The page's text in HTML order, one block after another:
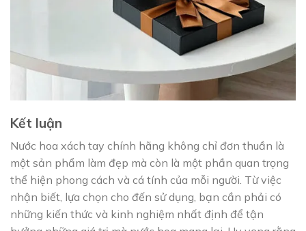
Kết luận
Nước hoa xách tay chính hãng không chỉ đơn thuần là
một sản phẩm làm đẹp mà còn là một phần quan trọng
thể hiện phong cách và cá tính của mỗi người. Từ việc
nhận biết, lựa chọn cho đến sử dụng, bạn cần phải có
những kiến thức và kinh nghiệm nhất định để tận